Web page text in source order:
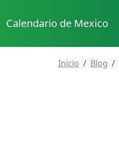
Calendario de Mexico
Inicio Blog